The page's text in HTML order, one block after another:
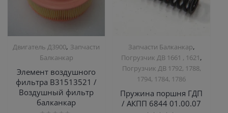
Двигатель Д3900, Запчасти
Балканкар
Элемент воздушного
фильтра В31513521 /
Воздушный фильтр
балканкар
Запчасти Балканкар,
Погрузчик ДВ 1661 , 1621,
Погрузчик ДВ 1792, 1788,
1794, 1784, 1786
Пружина поршня ГДП
/ АКПП 6844 01.00.07